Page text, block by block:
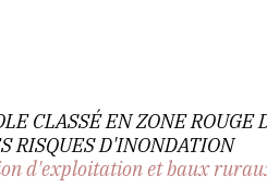
CLASSÉ EN ZONE ROUGE
RISQUES D'INONDATION
d'exploitation et baux